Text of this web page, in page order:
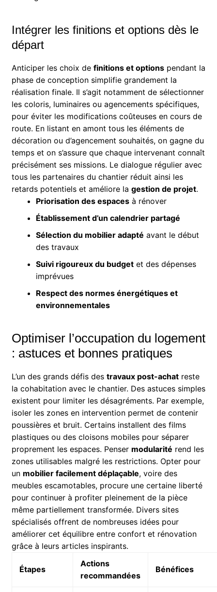
Intégrer les finitions et options dès le
départ
Anticiper les choix de finitions et optionspendant la
phase de conception simplifie grandement la
réalisation finale. Il s’agit notamment de sélectionner
les coloris, luminaires ou agencements spécifiques,
pour éviter les modifications coûteuses en cours de
route. En listant en amont tous les éléments de
décoration ou d’agencement souhaités, on gagne du
temps et on s’assure que chaque intervenant connaît
précisément ses missions. Le dialogue régulier avec
tous les partenaires du chantier réduit ainsi les
retards potentiels et améliore la gestion de projet.
Priorisation des espacesà rénover
Établissement d’un calendrier partagé
Sélection du mobilier adapté avant le début
des travaux
Suivi rigoureux du budgetet des dépenses
imprévues
Respect des normes énergétiques et
environnementales
Optimiser l’occupation du logement
: astuces et bonnes pratiques
L’un des grands défis des travaux post-achatreste
la cohabitation avec le chantier. Des astuces simples
existent pour limiter les désagréments. Par exemple,
isoler les zones en intervention permet de contenir
poussières et bruit. Certains installent des films
plastiques ou des cloisons mobiles pour séparer
proprement les espaces. Penser modularité rend les
zones utilisables malgré les restrictions. Opter pour
un mobilier facilement déplaçable, voire des
meubles escamotables, procure une certaine liberté
pour continuer à profiter pleinement de la pièce
même partiellement transformée. Divers sites
spécialisés offrent de nombreuses idées pour
améliorer cet équilibre entre confort et rénovation
grâce à leurs articles inspirants.
Étapes
Actions
recommandées
Bénéfices